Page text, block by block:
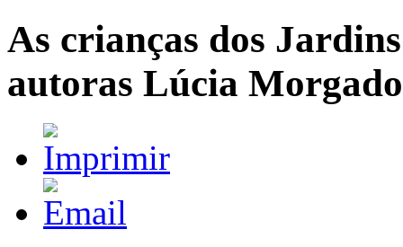
As crianças dos
autoras Lúcia